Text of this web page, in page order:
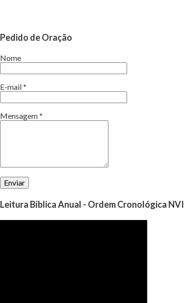
Pedido de Oração
Nome
E-mail *
Mensagem *
Leitura Bíblica Anual - Ordem Cronológica NVI